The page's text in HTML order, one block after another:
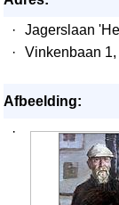
·
Jagerslaan
·
Vinkenbaan
Afbeelding:
·